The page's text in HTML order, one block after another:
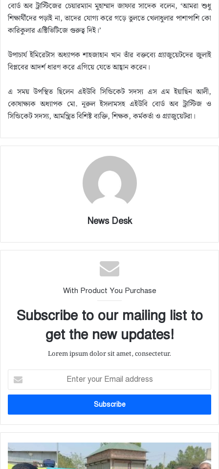
বোর্ড অব ট্রাস্টিজের চেয়ারম্যান মুহাম্মাদ জাফার সাদেক বলেন, ‘আমরা শুধু
শিক্ষার্থীদের পড়াই না, তাদের যোগ্য করে গড়ে তুলতে খেলাধুলার পাশাপাশি কো
কারিকুলার এক্টিভিটিজে গুরুত্ব দিই।’
উপাচার্য ইমিরেটাস অধ্যাপক শাহজাহান খান তাঁর বক্তব্যে গ্র্যাজুয়েটদের জুলাই
বিপ্লবের আদর্শ ধারণ করে এগিয়ে যেতে আহ্বান করেন।
এ সময় উপস্থিত ছিলেন এইউবি সিন্ডিকেট সদস্য এস এম ইয়াছিন আলী,
কোষাক্ষ্যক অধ্যাপক মো. নূরুল ইসলামসহ এইউবি বোর্ড অব ট্রাস্টিজ ও
সিন্ডিকেট সদস্য, আমন্ত্রিত বিশিষ্ট ব্যক্তি, শিক্ষক, কর্মকর্তা ও গ্র্যাজুয়েটরা।
News Desk
With Product You Purchase
Subscribe to our mailing list to
get the new updates!
Lorem ipsum dolor sit amet, consectetur.
t
r
y
u
r
E
বি
মা